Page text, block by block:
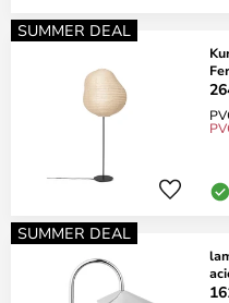
SUMMER DEAL
SUMMER DEAL